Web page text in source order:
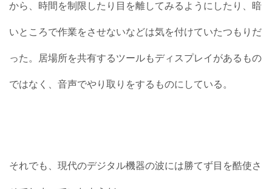
から、時間を制限したり目を離してみるようにしたり、暗
いところで作業をさせないなどは気を付けていたつもりだ
った。居場所を共有するツールもディスプレイがあるもの
ではなく、音声でやり取りをするものにしている。
それでも、現代のデジタル機器の波には勝てず目を酷使さ